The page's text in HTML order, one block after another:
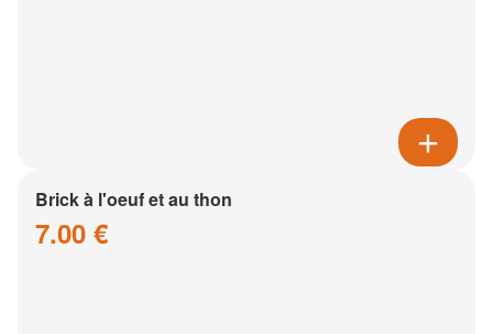
Brick à l'oeuf et au thon
7.00 €